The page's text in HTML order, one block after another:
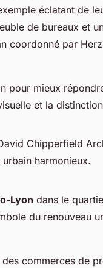
éclatant de
de bureaux et
coordonné par
pour mieux
et la
Chipperfield
harmonieux.
Lyon dans le
du renouveau
commerces de